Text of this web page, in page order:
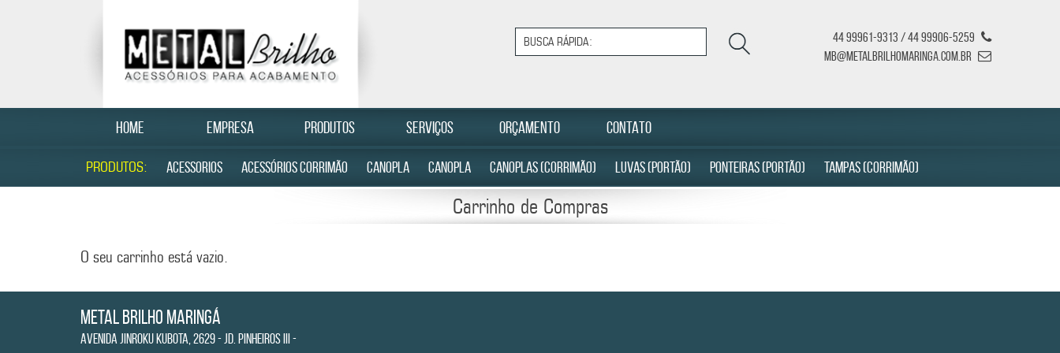
44 99961-9313 / 44 99906-5259
mb@metalbrilhomaringa.com.br
HOME EMPRESA PRODUTOS SERVIÇOS ORÇAMENTO CONTATO
PRODUTOS: ACESSORIOS ACESSÓRIOS CORRIMÃO CANOPLA CANOPLA CANOPLAS (CORRIMÃO) LUVAS (PORTÃO) PONTEIRAS (PORTÃO) TAMPAS (CORRIMÃO)
Carrinho de Compras
O seu carrinho está vazio.
Metal Brilho Maringá
Avenida Jinroku Kubota, 2629 - Jd. Pinheiros III -